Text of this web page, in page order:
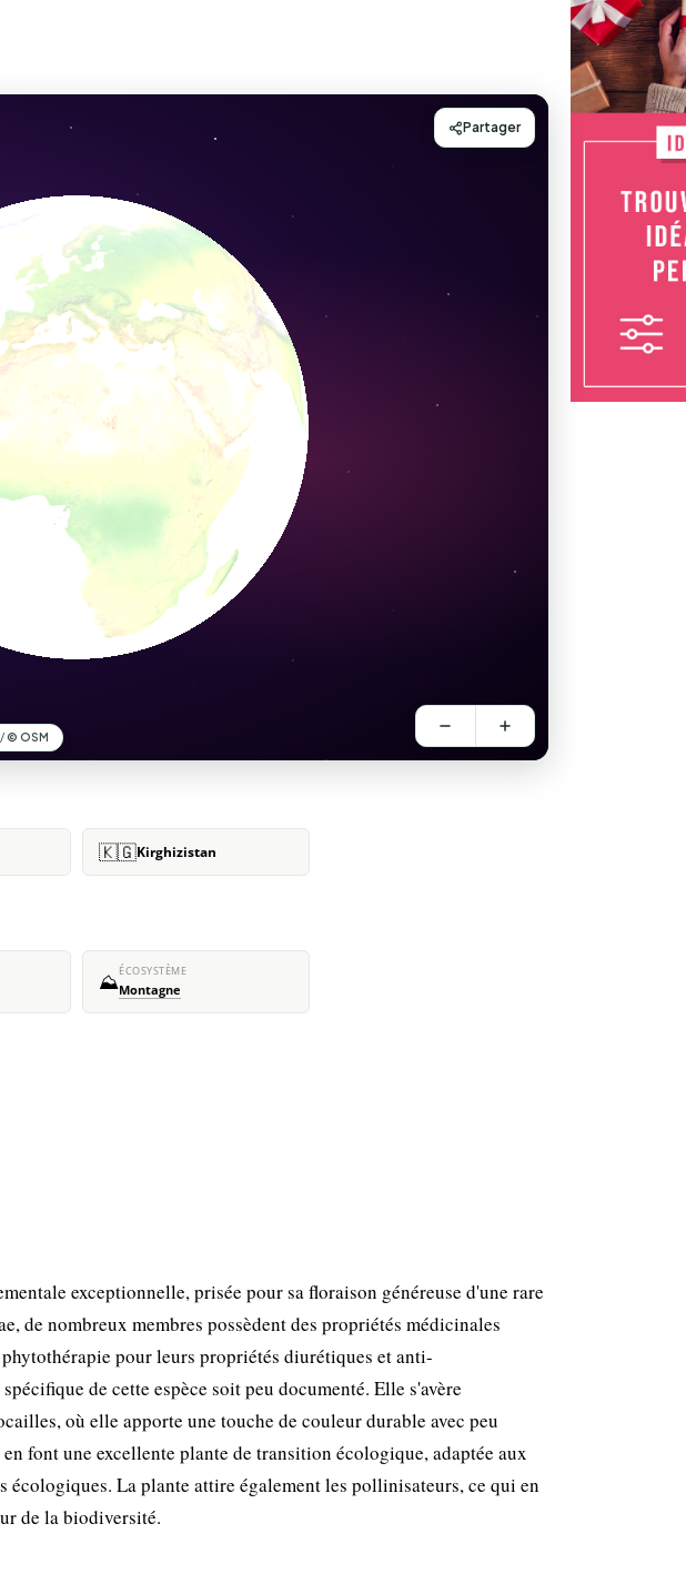
🇰🇬Kirghizistan
⛰️ÉCOSYSTÈME
Montagne
exceptionnelle, prisée pour sa floraison généreuse d'une rare
de nombreux membres possèdent des propriétés médicinales
pour leurs propriétés diurétiques et anti-
de cette espèce soit peu documenté. Elle s'avère
où elle apporte une touche de couleur durable avec peu
font une excellente plante de transition écologique, adaptée aux
écologiques. La plante attire également les pollinisateurs, ce qui en
de la biodiversité.